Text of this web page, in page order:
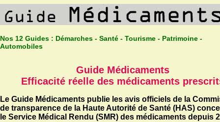
Nos 12 Guides : Démarches - Santé - Tourisme - Patrimoine -
Automobiles
Guide Médicaments
Efficacité réelle des médicaments
Le Guide Médicaments publie les avis officiels de la
de transparence de la Haute Autorité de Santé (HAS)
le Service Médical Rendu (SMR) des médicaments depuis